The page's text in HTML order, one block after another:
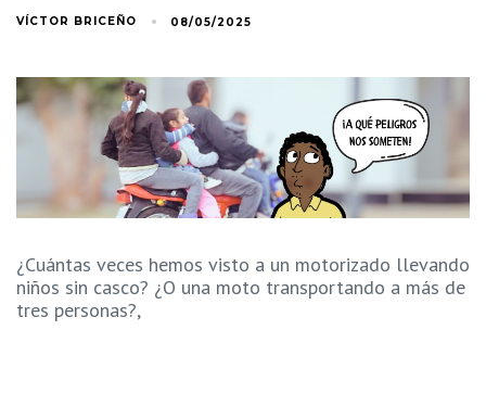
VÍCTOR BRICEÑO 08/05/2025
¿Cuántas veces hemos visto a un motorizado llevando
niños sin casco? ¿O una moto transportando a más de
tres personas?,